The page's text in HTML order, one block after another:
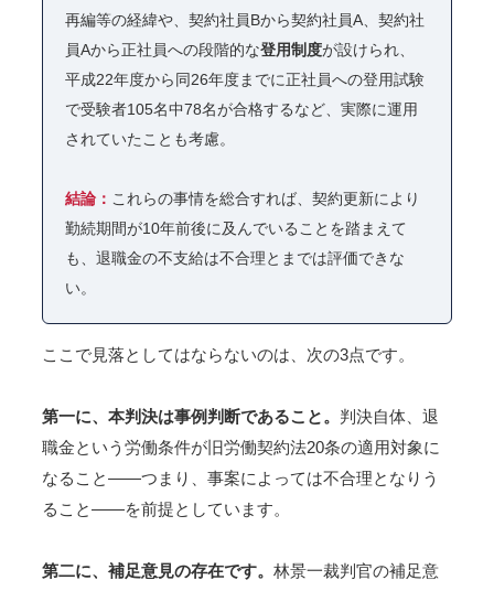
再編等の経緯や、契約社員Bから契約社員A、契約社
員Aから正社員への段階的な登用制度が設けられ、
平成22年度から同26年度までに正社員への登用試験
で受験者105名中78名が合格するなど、実際に運用
されていたことも考慮。
結論： これらの事情を総合すれば、契約更新により
勤続期間が10年前後に及んでいることを踏まえて
も、退職金の不支給は不合理とまでは評価できな
い。
ここで見落としてはならないのは、次の3点です。
第一に、本判決は事例判断であること。 判決自体、退
職金という労働条件が旧労働契約法20条の適用対象に
なること――つまり、事案によっては不合理となりう
ること――を前提としています。
第二に、補足意見の存在です。 林景一裁判官の補足意